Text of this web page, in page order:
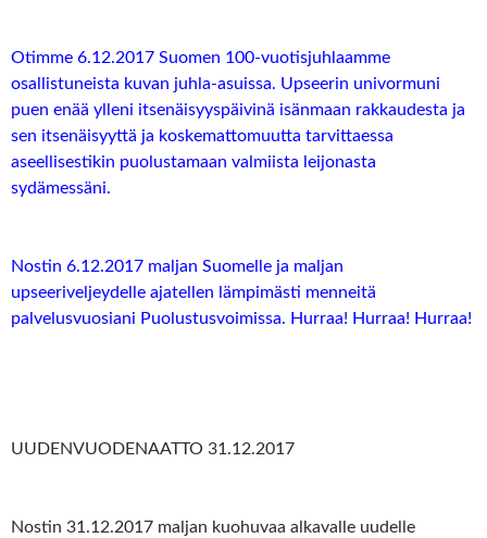
Otimme 6.12.2017 Suomen 100-vuotisjuhlaamme
osallistuneista kuvan juhla-asuissa. Upseerin univormuni
puen enää ylleni itsenäisyyspäivinä isänmaan rakkaudesta ja
sen itsenäisyyttä ja koskemattomuutta tarvittaessa
aseellisestikin puolustamaan valmiista leijonasta
sydämessäni.
Nostin 6.12.2017 maljan Suomelle ja maljan
upseeriveljeydelle ajatellen lämpimästi menneitä
palvelusvuosiani Puolustusvoimissa. Hurraa! Hurraa! Hurraa!
UUDENVUODENAATTO 31.12.2017
Nostin 31.12.2017 maljan kuohuvaa alkavalle uudelle